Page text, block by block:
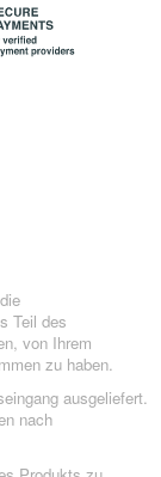
Teil des
von Ihrem
zu haben.
ausgeliefert.
nach